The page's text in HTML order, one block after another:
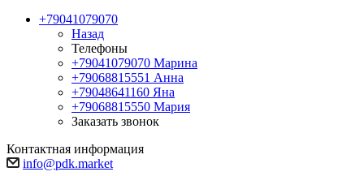
+79041079070
Назад
Телефоны
+79041079070 Марина
+79068815551 Анна
+79048641160 Яна
+79068815550 Мария
Заказать звонок
Контактная информация
info@pdk.market